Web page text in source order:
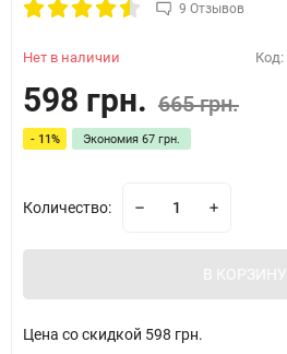
9 Отзывов
Нет в наличии Код:
598 грн. 665 грн.
- 11% Экономия 67 грн.
Количество:
В КОРЗИНУ
Цена со скидкой 598 грн.